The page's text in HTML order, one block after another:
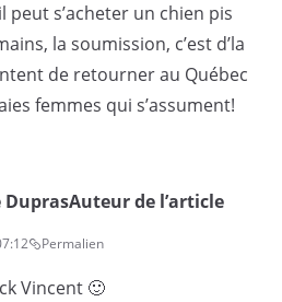
peut s’acheter un chien pis
la soumission, c’est d’la
de retourner au Québec
femmes qui s’assument!
DuprasAuteur de l’article
Permalien
Vincent 🙂